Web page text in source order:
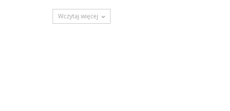
Wczytaj więcej